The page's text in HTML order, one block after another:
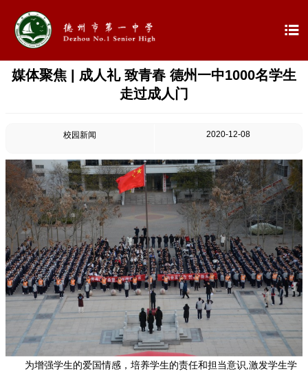

媒体聚焦 | 成人礼 致青春 德州一中1000名学生
走过成人门
校园新闻 2020-12-08
为增强学生的爱国情感，培养学生的责任和担当意识,激发学生学
 首页
 教学教研
 最新公告
 校园新闻
 科学技术实验校